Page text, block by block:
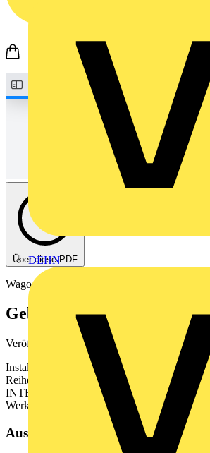
DEHN
Über diese PDF
Wago
Gebäudetechnik 2024
Veröffentlicht: 4. Dezember 2024
·
Installationsklemmen, TOPJOB®S-
Reihenklemmen, Einzelklemmen und
INTERFACE ELECTRONIC,
Werkzeuge
Aus diesem Dokument